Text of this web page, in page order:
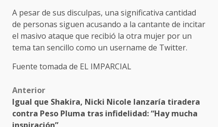
A pesar de sus disculpas, una significativa cantidad
de personas siguen acusando a la cantante de incitar
el masivo ataque que recibió la otra mujer por un
tema tan sencillo como un username de Twitter.
Fuente tomada de EL IMPARCIAL
Post
navigation
Anterior
Igual que Shakira, Nicki Nicole lanzaría tiradera
contra Peso Pluma tras infidelidad: “Hay mucha